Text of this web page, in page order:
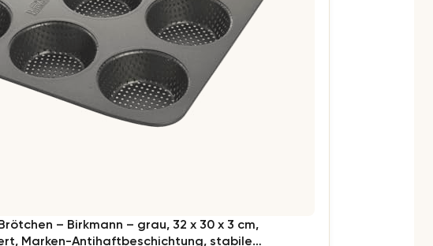
– Birkmann – grau, 32 x 30 x 3 cm,
Marken-Antihaftbeschichtung, stabile